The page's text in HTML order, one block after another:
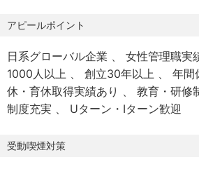
・勤続リフレッシュ休暇5日（初年度
動あり。翌年度は19日付与、最大付
・看護休暇
・介護休暇
・産前産後休暇、育児休暇、等
【福利厚生】
アピールポイント
日系グローバル企業 女性管理職実
1000人以上
創立30年以上 年間
休・育休取得実績あり
教育・研修
制度充実
Uターン・Iターン歓迎
受動喫煙対策